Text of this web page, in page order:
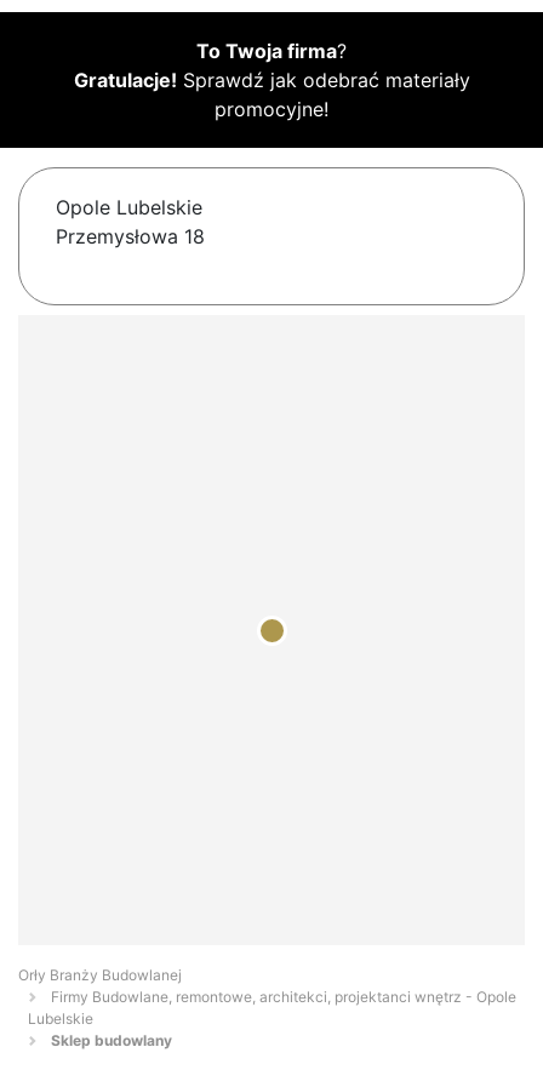
To Twoja firma?
Gratulacje! Sprawdź jak odebrać materiały
promocyjne!
Opole Lubelskie
Przemysłowa 18
Orły Branży Budowlanej
Firmy Budowlane, remontowe, architekci, projektanci wnętrz - Opole
Lubelskie
Sklep budowlany